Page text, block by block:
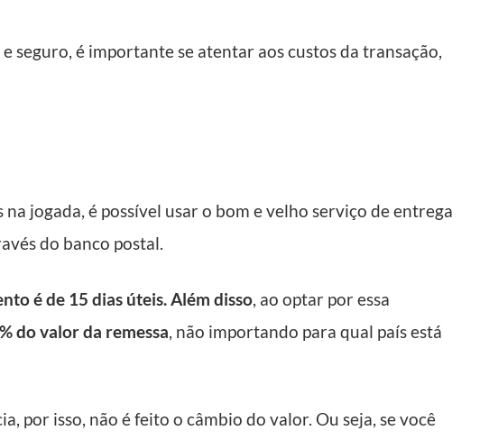
seguro, é importante se atentar aos custos da transação,
jogada, é possível usar o bom e velho serviço de entrega
do banco postal.
é de 15 dias úteis. Além disso, ao optar por essa
do valor da remessa, não importando para qual país está
por isso, não é feito o câmbio do valor. Ou seja, se você